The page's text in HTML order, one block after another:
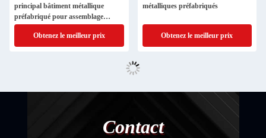
principal bâtiment métallique
préfabriqué pour assemblage
rapide
Obtenez le meilleur prix
métalliques préfabriqués
Obtenez le meilleur prix
Contact